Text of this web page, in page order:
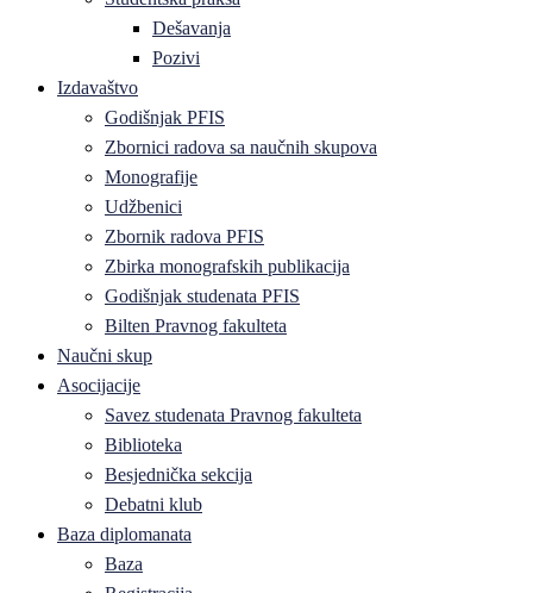
Dešavanja
Pozivi
Izdavaštvo
Godišnjak PFIS
Zbornici radova sa naučnih skupova
Monografije
Udžbenici
Zbornik radova PFIS
Zbirka monografskih publikacija
Godišnjak studenata PFIS
Bilten Pravnog fakulteta
Naučni skup
Asocijacije
Savez studenata Pravnog fakulteta
Biblioteka
Besjednička sekcija
Debatni klub
Baza diplomanata
Baza